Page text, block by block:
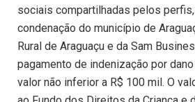
sociais compartilhadas pelos
condenação do município de
Rural de Araguaçu e da Sam
pagamento de indenização por
valor não inferior a R$ 100 mil. O